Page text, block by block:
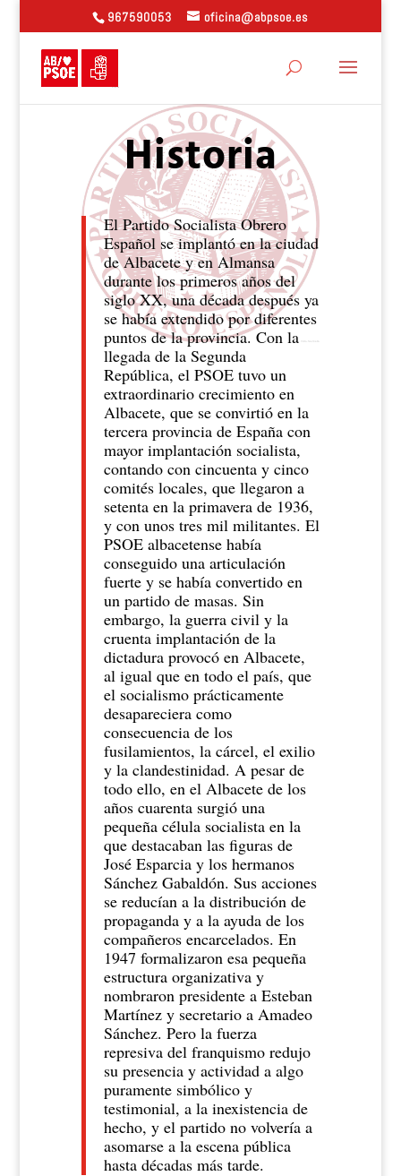
967590053 oficina@abpsoe.es
Historia
El Partido Socialista Obrero
Español se implantó en la ciudad
de Albacete y en Almansa
durante los primeros años del
siglo XX, una década después ya
se había extendido por diferentes
puntos de la provincia. Con la
llegada de la Segunda
República, el PSOE tuvo un
extraordinario crecimiento en
Albacete, que se convirtió en la
tercera provincia de España con
mayor implantación socialista,
contando con cincuenta y cinco
comités locales, que llegaron a
setenta en la primavera de 1936,
y con unos tres mil militantes. El
PSOE albacetense había
conseguido una articulación
fuerte y se había convertido en
un partido de masas. Sin
embargo, la guerra civil y la
cruenta implantación de la
dictadura provocó en Albacete,
al igual que en todo el país, que
el socialismo prácticamente
desapareciera como
consecuencia de los
fusilamientos, la cárcel, el exilio
y la clandestinidad. A pesar de
todo ello, en el Albacete de los
años cuarenta surgió una
pequeña célula socialista en la
que destacaban las figuras de
José Esparciay los hermanos
Sánchez Gabaldón. Sus acciones
se reducían a la distribución de
propaganda y a la ayuda de los
compañeros encarcelados. En
1947 formalizaron esa pequeña
estructura organizativa y
nombraron presidente a Esteban
Martínez y secretario a Amadeo
Sánchez. Pero la fuerza
represiva del franquismo redujo
su presencia y actividad a algo
puramente simbólico y
testimonial, a la inexistencia de
hecho, y el partido no volvería a
asomarse a la escena pública
hasta décadas más tarde.